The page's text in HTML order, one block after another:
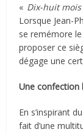
« Dix-huit
Lorsque Jean-
se remémore le
proposer ce
dégage une
Une confection
En s’inspirant
fait d’une